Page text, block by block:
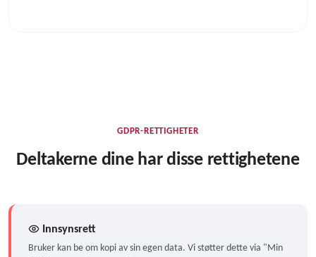
GDPR-RETTIGHETER
Deltakerne dine har disse rettighetene
Innsynsrett
Bruker kan be om kopi av sin egen data. Vi støtter dette via "Min